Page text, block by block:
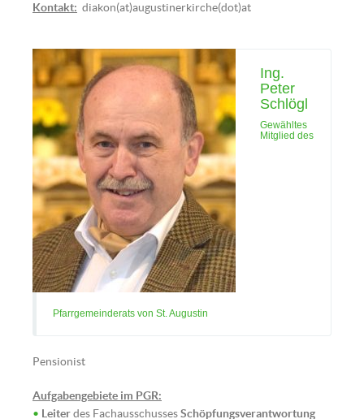
Kontakt: diakon(at)augustinerkirche(dot)at
Ing.
Peter
Schlögl
Gewähltes
Mitglied des
Pfarrgemeinderats von St. Augustin
Pensionist
Aufgabengebiete im PGR:
• Leiterdes FachausschussesSchöpfungsverantwortung